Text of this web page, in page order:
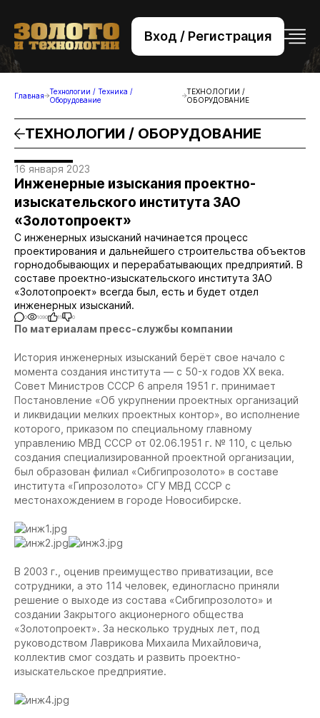
Вход / Регистрация
+7 (495) 221-76-32
bsv@zolteh.ru
Главная
Технологии / Техника /
Оборудование
ТЕХНОЛОГИИ /
ОБОРУДОВАНИЕ
ТЕХНОЛОГИИ / ОБОРУДОВАНИЕ
16 января 2023
Инженерные изыскания проектно-
изыскательского института ЗАО
«Золотопроект»
С инженерных изысканий начинается процесс
проектирования и дальнейшего строительства объектов
горнодобывающих и перерабатывающих предприятий. В
составе проектно-изыскательского института ЗАО
«Золотопроект» всегда был, есть и будет отдел
инженерных изысканий.
0 1090 11 0
По материалам пресс-службы компании
История инженерных изысканий берёт свое начало с
момента создания института — с 50-х годов ХХ века.
Совет Министров СССР 6 апреля 1951 г. принимает
Постановление «Об укрупнении проектных организаций
и ликвидации мелких проектных контор», во исполнение
которого, приказом по специальному главному
управлению МВД СССР от 02.06.1951 г. № 110, с целью
создания специализированной проектной организации,
был образован филиал «Сибгипрозолото» в составе
института «Гипрозолото» СГУ МВД СССР с
местонахождением в городе Новосибирске.
В 2003 г., оценив преимущество приватизации, все
сотрудники, а это 114 человек, единогласно приняли
решение о выходе из состава «Сибгипрозолото» и
создании Закрытого акционерного общества
«Золотопроект». За несколько трудных лет, под
руководством Лаврикова Михаила Михайловича,
коллектив смог создать и развить проектно-
изыскательское предприятие.